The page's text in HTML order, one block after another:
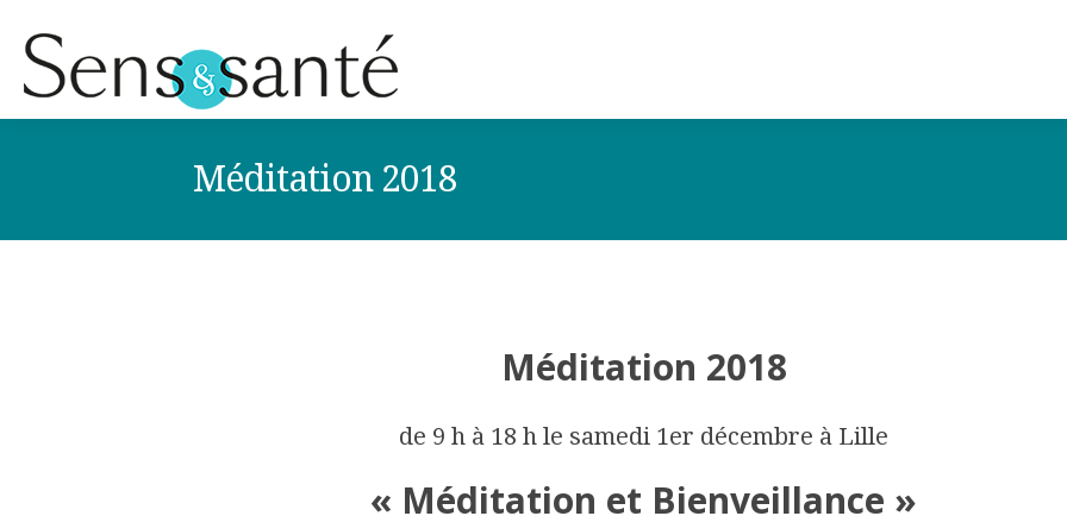
Méditation 2018
Méditation 2018
de 9 h à 18 h le samedi 1er décembre à Lille
« Méditation et Bienveillance »